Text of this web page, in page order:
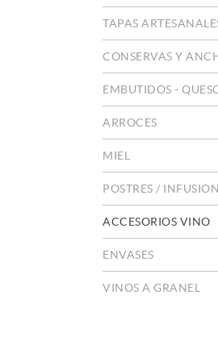
TAPAS
CONSERVAS Y
EMBUTIDOS -
ARROCES
MIEL
POSTRES /
ACCESORIOS VINO
ENVASES
VINOS A GRANEL